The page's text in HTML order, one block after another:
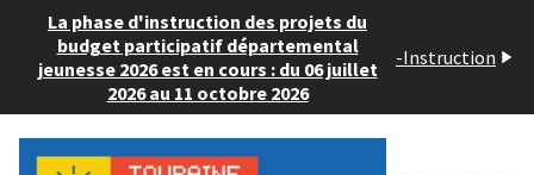
La phase d'instruction des projets du
budget participatif départemental
jeunesse 2026 est en cours : du 06 juillet
2026 au 11 octobre 2026
-Instruction